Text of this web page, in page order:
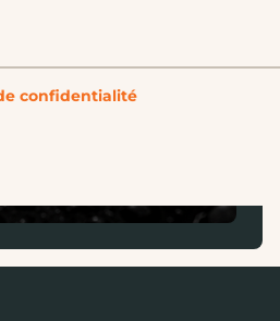
confidentialité